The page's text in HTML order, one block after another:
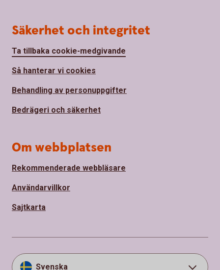
Säkerhet och integritet
Ta tillbaka cookie-medgivande
Så hanterar vi cookies
Behandling av personuppgifter
Bedrägeri och säkerhet
Om webbplatsen
Rekommenderade webbläsare
Användarvillkor
Sajtkarta
Svenska